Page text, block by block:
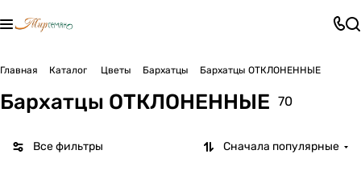
Главная Каталог Цветы Бархатцы Бархатцы ОТКЛОНЕННЫЕ
Бархатцы ОТКЛОНЕННЫЕ 70
Все фильтры Сначала популярные